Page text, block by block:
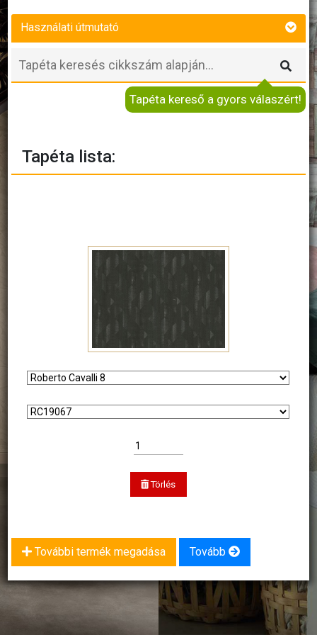
Használati útmutató
Tapéta kereső a gyors válaszért!
Tapéta lista:
Törlés
További termék megadása Tovább